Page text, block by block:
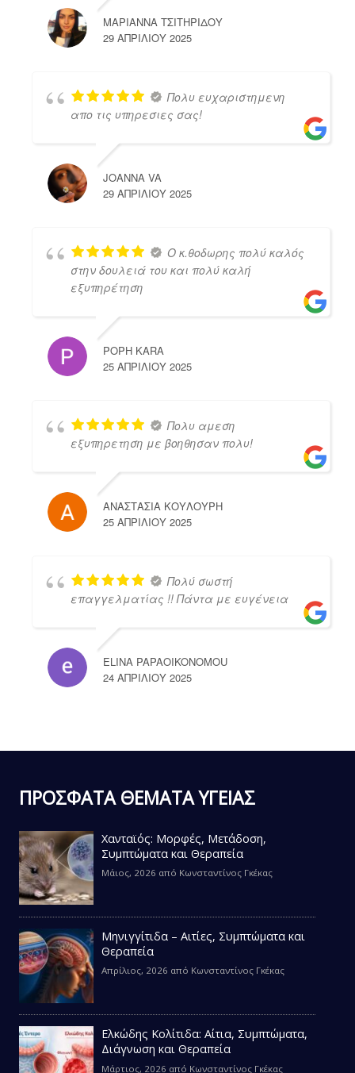
ΜΑΡΙΑΝΝΑ ΤΣΙΤΗΡΙΔΟΥ
29 ΑΠΡΙΛΊΟΥ 2025
Πολυ ευχαριστημενη
απο τις υπηρεσιες σας!
JOANNA VA
29 ΑΠΡΙΛΊΟΥ 2025
Ο κ.θοδωρης πολύ καλός
στην δουλειά του και πολύ καλή
εξυπηρέτηση
POPH KARA
25 ΑΠΡΙΛΊΟΥ 2025
Πολυ αμεση
εξυπηρετηση με βοηθησαν πολυ!
ΑΝΑΣΤΑΣΙΑ ΚΟΥΛΟΥΡΗ
25 ΑΠΡΙΛΊΟΥ 2025
Πολύ σωστή
επαγγελματίας !! Πάντα με ευγένεια
ELINA PAPAOIKONOMOU
24 ΑΠΡΙΛΊΟΥ 2025
ΠΡΟΣΦΑΤΑ ΘΕΜΑΤΑ ΥΓΕΙΑΣ
Χανταϊός: Μορφές, Μετάδοση,
Συμπτώματα και Θεραπεία
Μάιος, 2026 από Κωνσταντίνος Γκέκας
Μηνιγγίτιδα – Αιτίες, Συμπτώματα και
Θεραπεία
Απρίλιος, 2026 από Κωνσταντίνος Γκέκας
Ελκώδης Κολίτιδα: Αίτια, Συμπτώματα,
Διάγνωση και Θεραπεία
Μάρτιος, 2026 από Κωνσταντίνος Γκέκας